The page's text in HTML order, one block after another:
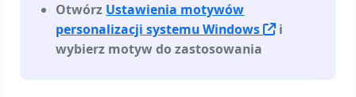
Otwórz Ustawienia motywów
personalizacji systemu Windows
i
wybierz motyw do zastosowania